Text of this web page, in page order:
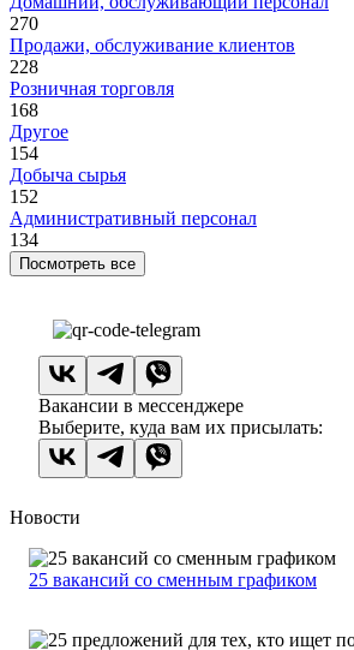
270
Продажи, обслуживание клиентов
228
Розничная торговля
168
Другое
154
Добыча сырья
152
Административный персонал
134
Посмотреть все
Вакансии в мессенджере
Выберите, куда вам их присылать:
Новости
25 вакансий со сменным графиком